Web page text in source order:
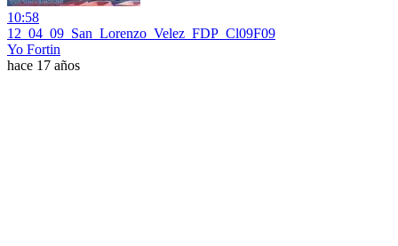
10:58
12_04_09_San_Lorenzo_Velez_FDP_Cl09F09
Yo Fortin
hace 17 años